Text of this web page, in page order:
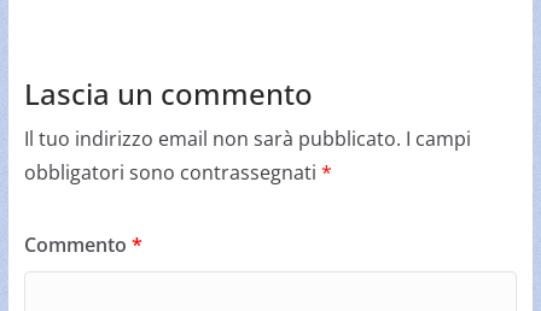
Lascia un commento
Il tuo indirizzo email non sarà pubblicato. I campi
obbligatori sono contrassegnati *
Commento *